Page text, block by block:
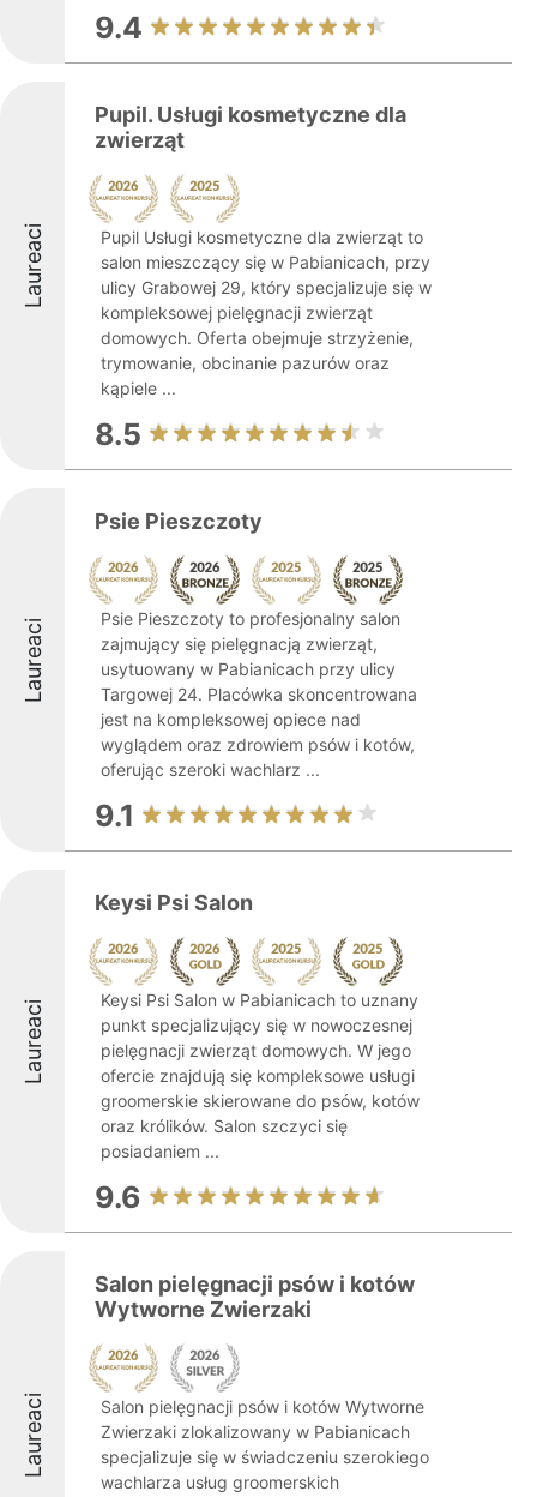
9.4
Laureaci
Pupil. Usługi kosmetyczne dla
zwierząt
Pupil Usługi kosmetyczne dla zwierząt to
salon mieszczący się w Pabianicach, przy
ulicy Grabowej 29, który specjalizuje się w
kompleksowej pielęgnacji zwierząt
domowych. Oferta obejmuje strzyżenie,
trymowanie, obcinanie pazurów oraz
kąpiele ...
8.5
Laureaci
Psie Pieszczoty
Psie Pieszczoty to profesjonalny salon
zajmujący się pielęgnacją zwierząt,
usytuowany w Pabianicach przy ulicy
Targowej 24. Placówka skoncentrowana
jest na kompleksowej opiece nad
wyglądem oraz zdrowiem psów i kotów,
oferując szeroki wachlarz ...
9.1
Laureaci
Keysi Psi Salon
Keysi Psi Salon w Pabianicach to uznany
punkt specjalizujący się w nowoczesnej
pielęgnacji zwierząt domowych. W jego
ofercie znajdują się kompleksowe usługi
groomerskie skierowane do psów, kotów
oraz królików. Salon szczyci się
posiadaniem ...
9.6
Laureaci
Salon pielęgnacji psów i kotów
Wytworne Zwierzaki
Salon pielęgnacji psów i kotów Wytworne
Zwierzaki zlokalizowany w Pabianicach
specjalizuje się w świadczeniu szerokiego
wachlarza usług groomerskich